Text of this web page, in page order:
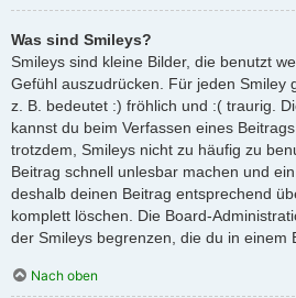
Was sind Smileys?
Smileys sind kleine Bilder, die benutzt
Gefühl auszudrücken. Für jeden Smiley
z. B. bedeutet :) fröhlich und :( traurig.
kannst du beim Verfassen eines
trotzdem, Smileys nicht zu häufig zu
Beitrag schnell unlesbar machen und
deshalb deinen Beitrag entsprechend
komplett löschen. Die Board-
der Smileys begrenzen, die du in einem
Nach oben